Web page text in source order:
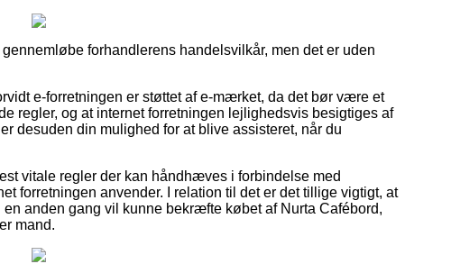
forhandlerens handelsvilkår, men det er uden
e-forretningen er støttet af e-mærket, da det bør være et
regler, og at internet forretningen lejlighedsvis besigtiges af
desuden din mulighed for at blive assisteret, når du
vitale regler der kan håndhæves i forbindelse med
forretningen anvender. I relation til det er det tillige vigtigt, at
anden gang vil kunne bekræfte købet af Nurta Cafébord,
mand.